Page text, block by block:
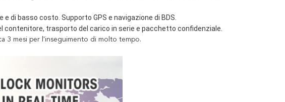
di basso costo. Supporto GPS e navigazione di BDS.
trasporto del carico in serie e pacchetto confidenziale.
3 mesi per l'inseguimento di molto tempo.